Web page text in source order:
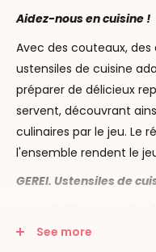
Aidez-nous en cuisine !
Avec des couteaux, des
ustensiles de cuisine
préparer de délicieux
servent, découvrant
culinaires par le jeu. Le
l'ensemble rendent le
GEREI. Ustensiles de
techniques culinaires et
See more